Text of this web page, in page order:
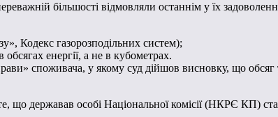
більшості відмовляли останнім у їх
Кодекс газорозподільних систем);
енергії, а не в кубометрах.
споживача, у якому суд дійшов висновку, що обсяг
державав особі Національної комісії (НКРЄ КП)